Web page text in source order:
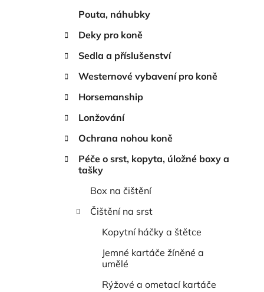
Pouta, náhubky
Deky pro koně
Sedla a příslušenství
Westernové vybavení pro koně
Horsemanship
Lonžování
Ochrana nohou koně
Péče o srst, kopyta, úložné boxy a
tašky
Box na čištění
Čištění na srst
Kopytní háčky a štětce
Jemné kartáče žíněné a
umělé
Rýžové a ometací kartáče